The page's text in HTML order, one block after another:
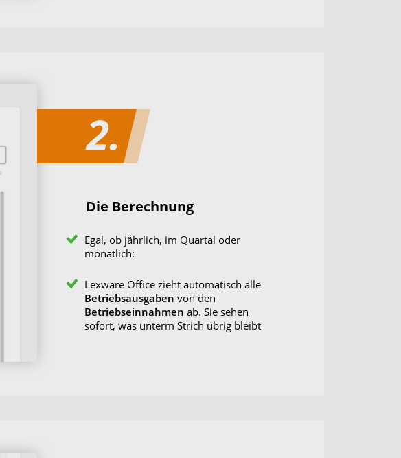
2.
Die Berechnung
Egal, ob jährlich, im Quartal oder
monatlich:
Lexware Office zieht automatisch alle
Betriebsausgaben von den
Betriebseinnahmen ab. Sie sehen
sofort, was unterm Strich übrig bleibt